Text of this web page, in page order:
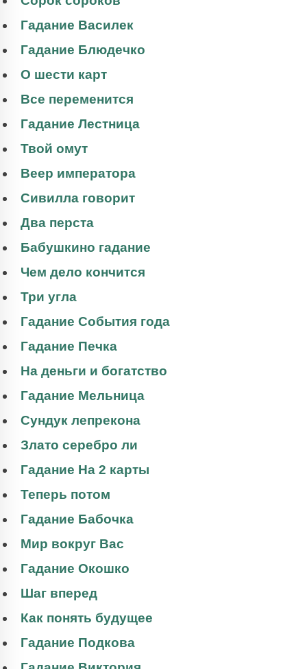
Гадание Василек
Гадание Блюдечко
О шести карт
Все переменится
Гадание Лестница
Твой омут
Веер императора
Сивилла говорит
Два перста
Бабушкино гадание
Чем дело кончится
Три угла
Гадание События года
Гадание Печка
На деньги и богатство
Гадание Мельница
Сундук лепрекона
Злато серебро ли
Гадание На 2 карты
Теперь потом
Гадание Бабочка
Мир вокруг Вас
Гадание Окошко
Шаг вперед
Как понять будущее
Гадание Подкова